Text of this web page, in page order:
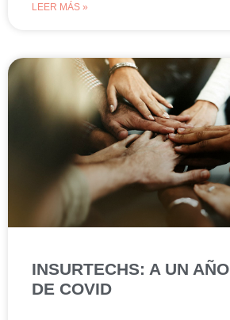
LEER MÁS »
INSURTECHS: A UN
DE COVID